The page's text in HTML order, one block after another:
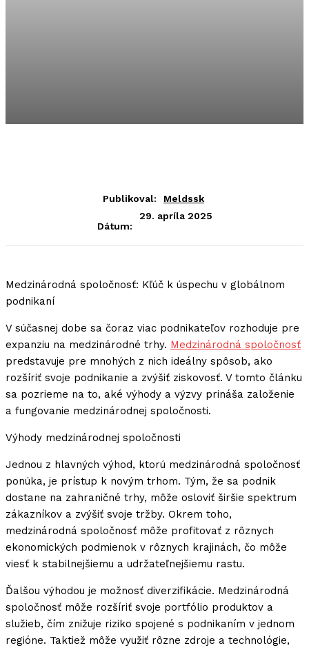
Publikoval: Meldssk
Dátum:
29. apríla 2025
Medzinárodná spoločnosť: Kľúč k úspechu v globálnom
podnikaní
V súčasnej dobe sa čoraz viac podnikateľov rozhoduje pre
expanziu na medzinárodné trhy. Medzinárodná spoločnosť
predstavuje pre mnohých z nich ideálny spôsob, ako
rozšíriť svoje podnikanie a zvýšiť ziskovosť. V tomto článku
sa pozrieme na to, aké výhody a výzvy prináša založenie
a fungovanie medzinárodnej spoločnosti.
Výhody medzinárodnej spoločnosti
Jednou z hlavných výhod, ktorú medzinárodná spoločnosť
ponúka, je prístup k novým trhom. Tým, že sa podnik
dostane na zahraničné trhy, môže osloviť širšie spektrum
zákazníkov a zvýšiť svoje tržby. Okrem toho,
medzinárodná spoločnosť môže profitovať z rôznych
ekonomických podmienok v rôznych krajinách, čo môže
viesť k stabilnejšiemu a udržateľnejšiemu rastu.
Ďalšou výhodou je možnosť diverzifikácie. Medzinárodná
spoločnosť môže rozšíriť svoje portfólio produktov a
služieb, čím znižuje riziko spojené s podnikaním v jednom
regióne. Taktiež môže využiť rôzne zdroje a technológie,